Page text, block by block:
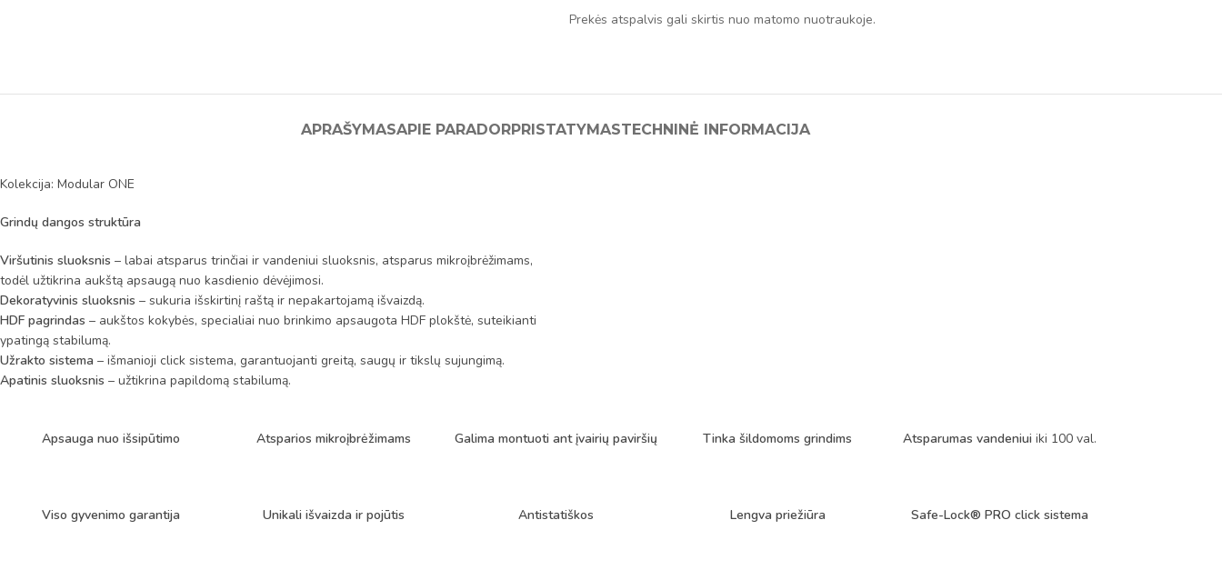
Prekės atspalvis gali skirtis nuo matomo nuotraukoje.
APRAŠYMASAPIE PARADORPRISTATYMASTECHNINĖ INFORMACIJA
Kolekcija: Modular ONE
Grindų dangos struktūra
Viršutinis sluoksnis – labai atsparus trinčiai ir vandeniui sluoksnis, atsparus mikroįbrėžimams,
todėl užtikrina aukštą apsaugą nuo kasdienio dėvėjimosi.
Dekoratyvinis sluoksnis – sukuria išskirtinį raštą ir nepakartojamą išvaizdą.
HDF pagrindas – aukštos kokybės, specialiai nuo brinkimo apsaugota HDF plokštė, suteikianti
ypatingą stabilumą.
Užrakto sistema – išmanioji click sistema, garantuojanti greitą, saugų ir tikslų sujungimą.
Apatinis sluoksnis – užtikrina papildomą stabilumą.
Apsauga nuo išsipūtimo Atsparios mikroįbrėžimams Galima montuoti ant įvairių paviršių Tinka šildomoms grindims Atsparumas vandeniui iki 100 val.
Viso gyvenimo garantija Unikali išvaizda ir pojūtis Antistatiškos Lengva priežiūra Safe-Lock® PRO click sistema